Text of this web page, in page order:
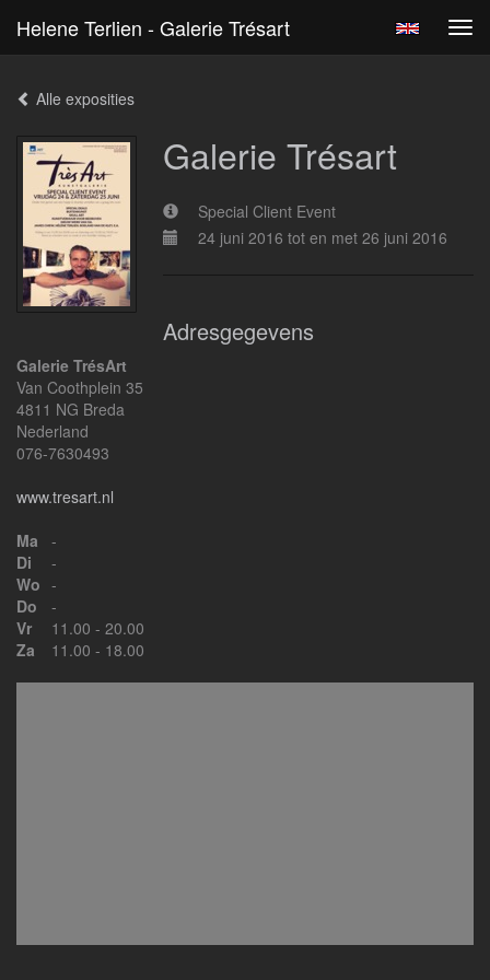
Helene Terlien - Galerie Trésart
Alle exposities
Galerie Trésart
Special Client Event
24 juni 2016 tot en met 26 juni 2016
Adresgegevens
Galerie TrésArt
Van Coothplein 35
4811 NG Breda
Nederland
076-7630493
www.tresart.nl
Ma
-
Di
-
Wo -
Do
-
Vr
11.00 - 20.00
Za
11.00 - 18.00